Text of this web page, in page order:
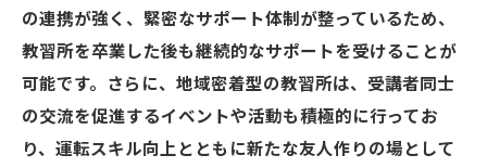
の連携が強く、緊密なサポート体制が整っているため、
教習所を卒業した後も継続的なサポートを受けることが
可能です。さらに、地域密着型の教習所は、受講者同士
の交流を促進するイベントや活動も積極的に行ってお
り、運転スキル向上とともに新たな友人作りの場として